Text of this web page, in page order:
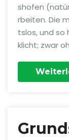
shofen
rbeiten. Die
tslos, und so
klicht; zwar